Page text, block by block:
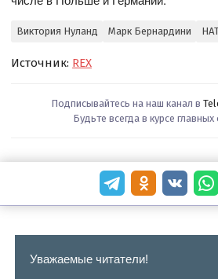
Виктория Нуланд Марк Бернардини
Источник: REX
Подписывайтесь на наш канал в
Будьте всегда в курсе
Уважаемые читатели!